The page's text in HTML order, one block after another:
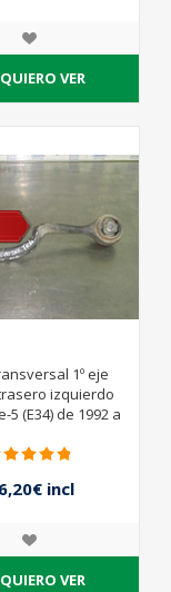
impuestos
QUIERO VER
1º eje
izquierdo
5 (E34) de 1992 a
incl
impuestos
QUIERO VER